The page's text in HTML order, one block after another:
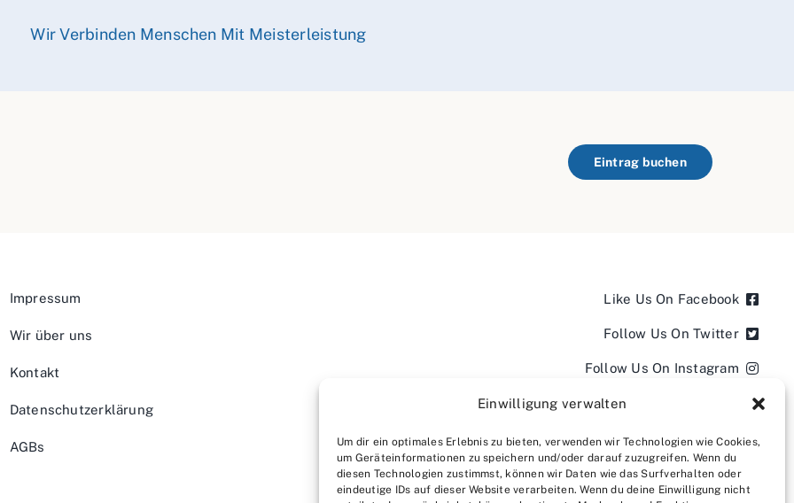
Einwilligung verwalten
Um dir ein optimales Erlebnis zu bieten, verwenden wir Technologien wie Cookies,
um Geräteinformationen zu speichern und/oder darauf zuzugreifen. Wenn du
diesen Technologien zustimmst, können wir Daten wie das Surfverhalten oder
eindeutige IDs auf dieser Website verarbeiten. Wenn du deine Einwilligung nicht
Wir Verbinden Menschen Mit Meisterleistung
Eintrag buchen
Impressum
Wir über uns
Kontakt
Datenschutzerklärung
AGBs
Like Us On Facebook
Follow Us On Twitter
Follow Us On Instagram
Follow Us On LinkedIn
Follow us on YouTube
Follow us on Pinterest